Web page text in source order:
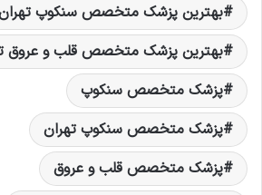
بهترین پزشک متخصص سنکوپ
بهترین پزشک متخصص قلب و عروق
پزشک متخصص سنکوپ
پزشک متخصص سنکوپ تهران
پزشک متخصص قلب و عروق